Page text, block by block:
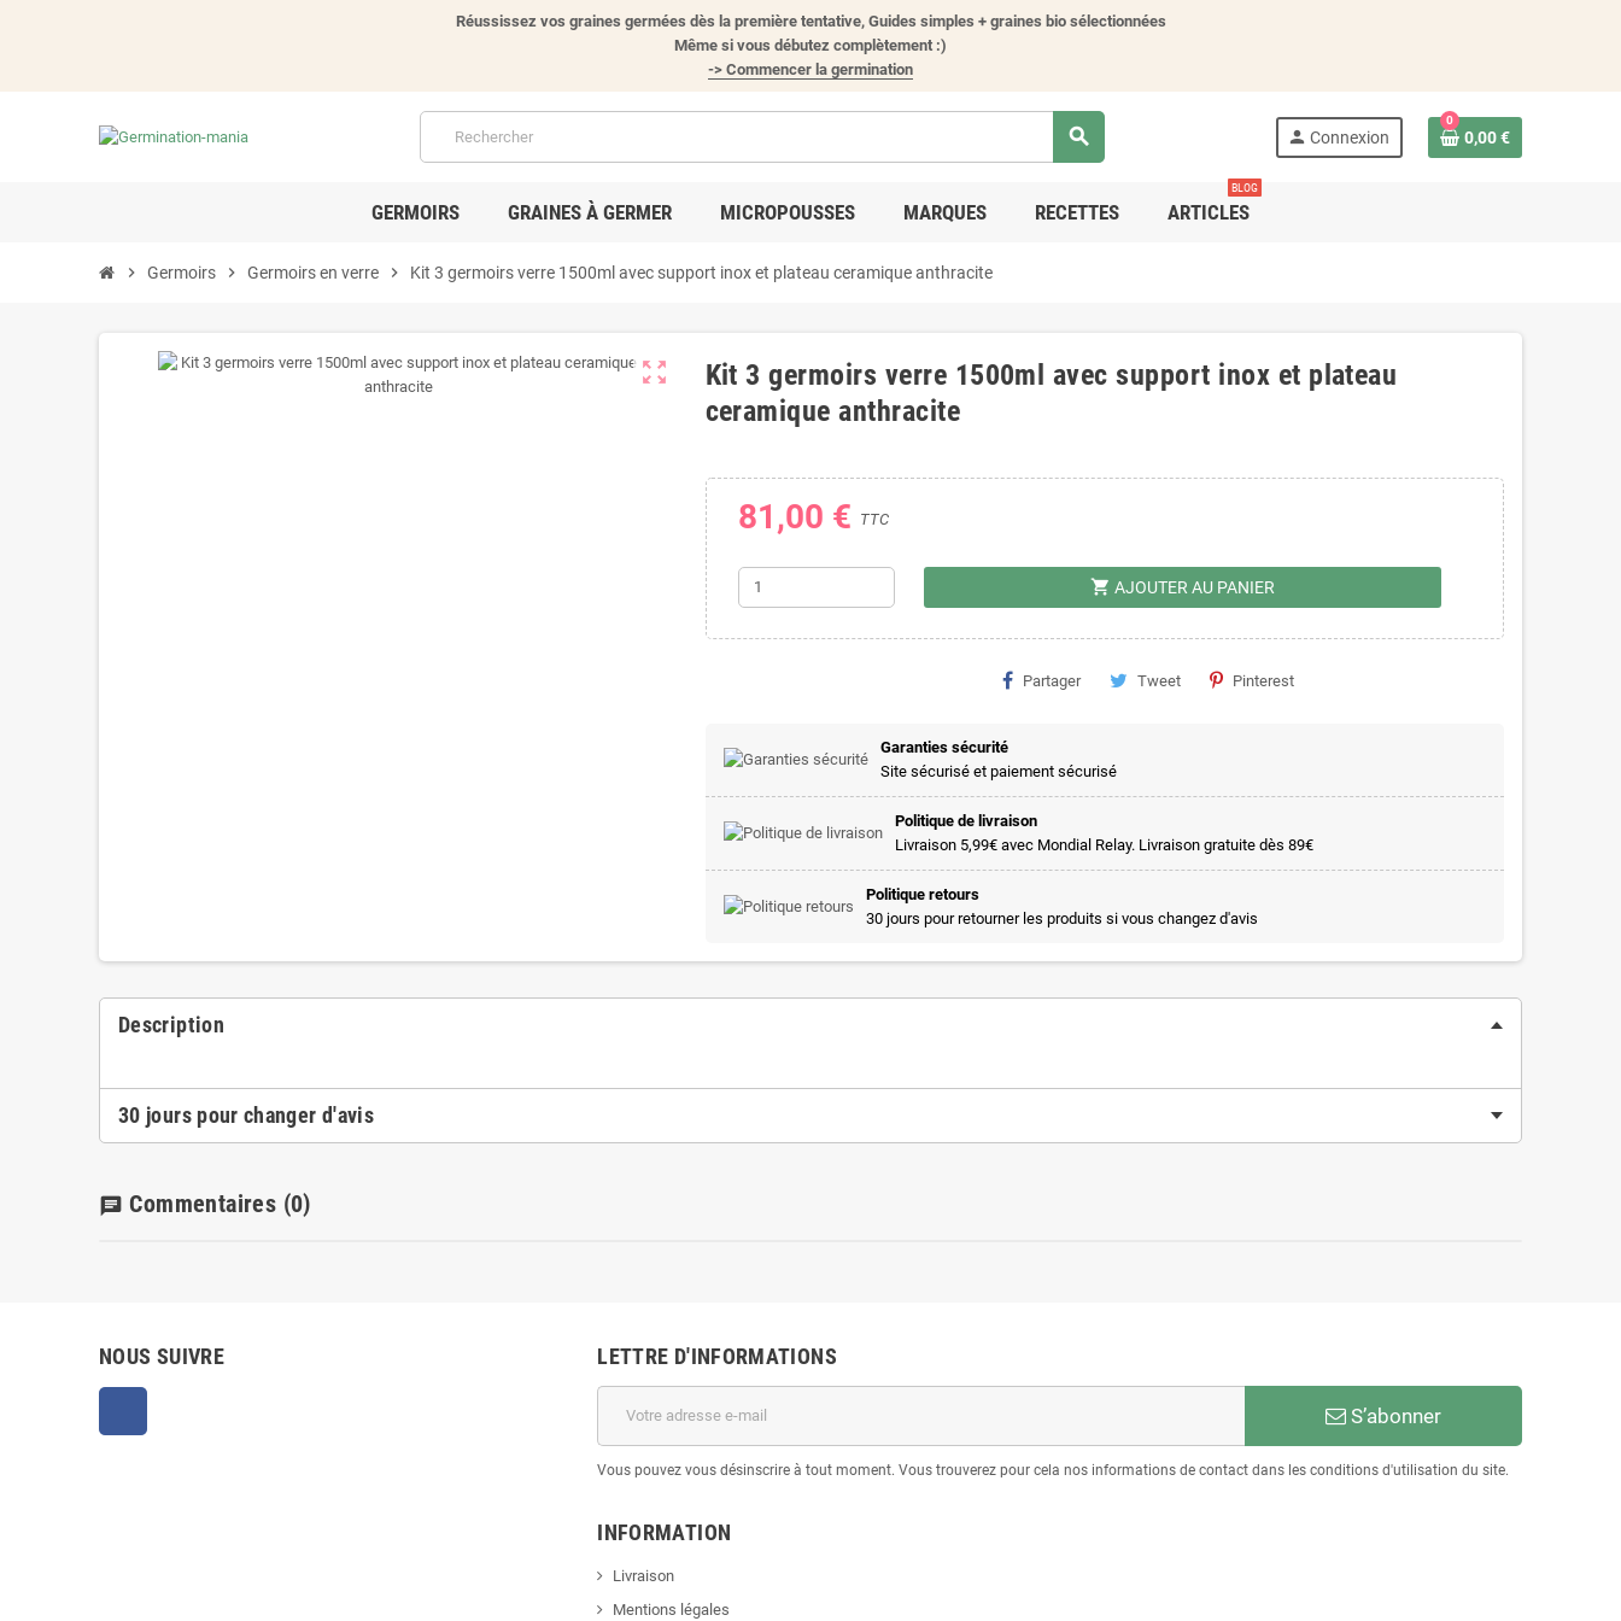
Réussissez vos graines germées dès la première tentative, Guides simples + graines bio sélectionnées
Même si vous débutez complètement :)
-> Commencer la germination
search person Connexion
0
0,00 €
GERMOIRS GRAINES À GERMER MICROPOUSSES MARQUES RECETTES ARTICLES
BLOG
chevron_right Germoirs chevron_right Germoirs en verre chevron_right Kit 3 germoirs verre 1500ml avec support inox et plateau ceramique anthracite
zoom_out_map
Kit 3 germoirs verre 1500ml avec support inox et plateau
ceramique anthracite
81,00 € TTC
shopping_cart AJOUTER AU PANIER
Partager Tweet Pinterest
Garanties sécurité
Site sécurisé et paiement sécurisé
Politique de livraison
Livraison 5,99€ avec Mondial Relay. Livraison gratuite dès 89€
Politique retours
30 jours pour retourner les produits si vous changez d'avis
Description
30 jours pour changer d'avis
chat Commentaires (0)
NOUS SUIVRE LETTRE D'INFORMATIONS
S’abonner
Vous pouvez vous désinscrire à tout moment. Vous trouverez pour cela nos informations de contact dans les conditions d'utilisation du site.
INFORMATION
Livraison
Mentions légales